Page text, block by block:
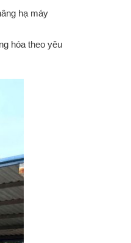
hạ máy
hóa theo yêu